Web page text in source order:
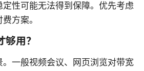
性可能无法得到保障。优先考虑
方案。
用？
一般视频会议、网页浏览对带宽